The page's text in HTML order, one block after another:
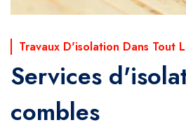
Travaux D'isolation Dans Tout
Services
combles